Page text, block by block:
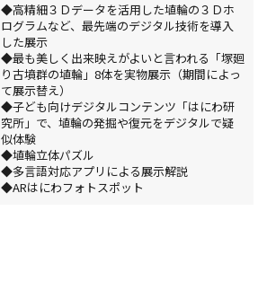
◆高精細３Ｄデータを活用した埴輪の３Ｄホ
ログラムなど、最先端のデジタル技術を導入
した展示
◆最も美しく出来映えがよいと言われる「塚廻
り古墳群の埴輪」8体を実物展示（期間によっ
て展示替え）
◆子ども向けデジタルコンテンツ「はにわ研
究所」で、埴輪の発掘や復元をデジタルで疑
似体験
◆埴輪立体パズル
◆多言語対応アプリによる展示解説
◆ARはにわフォトスポット